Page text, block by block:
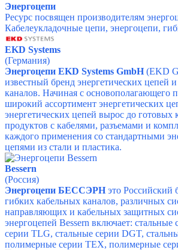
Энергоцепи
Ресурс посвящен производителям
Кабелеукладочные цепи, энергоцепи,
EKD Systems
(Германия)
Энергоцепи EKD Systems GmbH (EKD
известный бренд энергетических цепей
каналов. Начиная с основополагающего
широкий ассортимент энергетических
энергетических цепей вырос до готовых
продуктов с кабелями, разъемами и
каждого применения со стандартными
цепями из стали и пластика.
Bessern
(Россия)
Энергоцепи БЕССЭРН это Российский
гибких кабельных каналов, различных
направляющих и кабельных защитных
энергоцепей Bessern включает: стальные
серии TLG, стальные серии DGT,
полимерные серии TEX, полимерные